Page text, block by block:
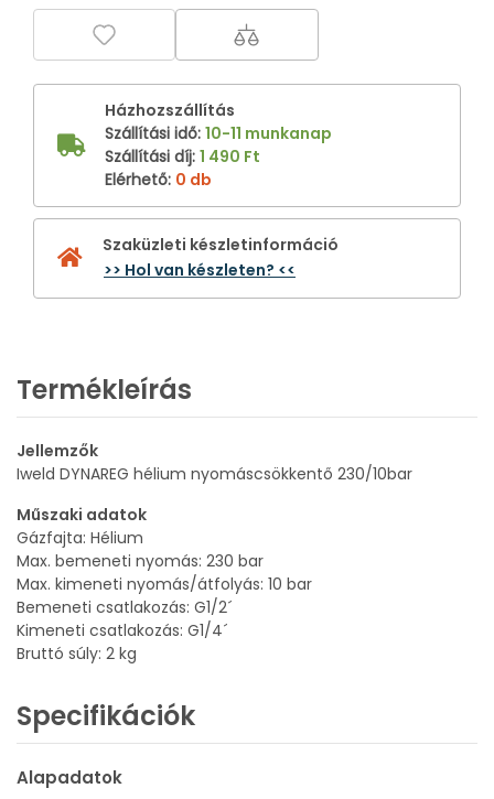
Házhozszállítás
Szállítási idő: 10-11 munkanap
Szállítási díj: 1 490 Ft
Elérhető: 0 db
Szaküzleti készletinformáció
>> Hol van készleten? <<
Termékleírás
Jellemzők
Iweld DYNAREG hélium nyomáscsökkentő 230/10bar
Műszaki adatok
Gázfajta: Hélium
Max. bemeneti nyomás: 230 bar
Max. kimeneti nyomás/átfolyás: 10 bar
Bemeneti csatlakozás: G1/2´
Kimeneti csatlakozás: G1/4´
Bruttó súly: 2 kg
Specifikációk
Alapadatok